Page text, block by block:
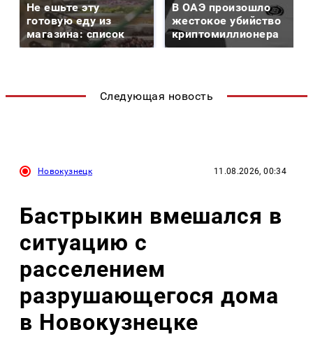
Не ешьте эту
готовую еду из
магазина: список
В ОАЭ произошло
жестокое убийство
криптомиллионера
Следующая новость
Новокузнецк 11.08.2026, 00:34
Бастрыкин вмешался в
ситуацию с
расселением
разрушающегося дома
в Новокузнецке